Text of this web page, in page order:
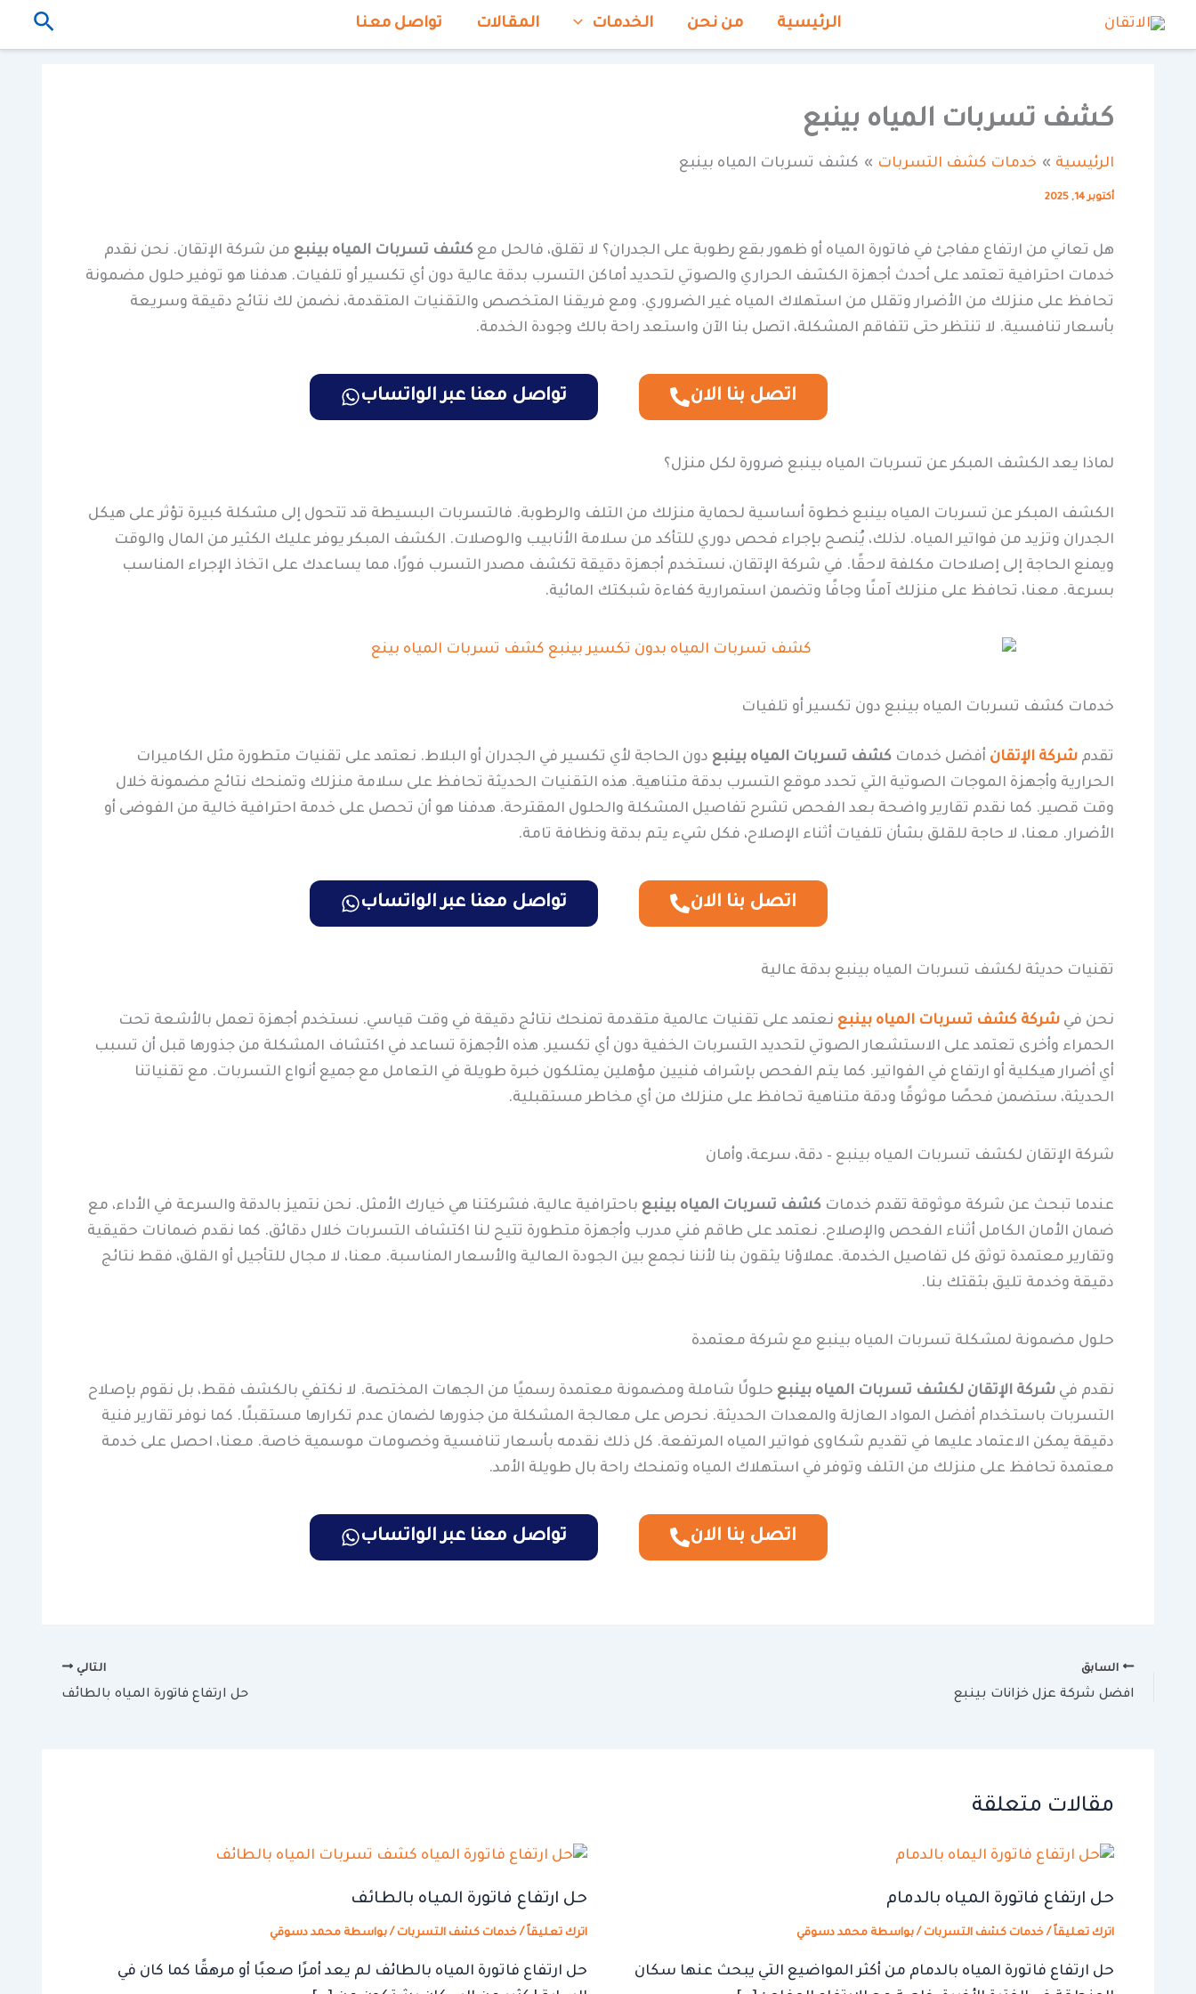
الرئيسية من نحن الخدمات المقالات تواصل معنا البحث
كشف تسربات المياه بينبع
الرئيسية خدمات كشف التسربات كشف تسربات المياه بينبع
أكتوبر 14, 2025
هل تعاني من ارتفاع مفاجئ في فاتورة المياه أو ظهور بقع رطوبة على الجدران؟ لا تقلق، فالحل مع كشف تسربات المياه بينبع من شركة الإتقان. نحن نقدم
خدمات احترافية تعتمد على أحدث أجهزة الكشف الحراري والصوتي لتحديد أماكن التسرب بدقة عالية دون أي تكسير أو تلفيات. هدفنا هو توفير حلول مضمونة
تحافظ على منزلك من الأضرار وتقلل من استهلاك المياه غير الضروري. ومع فريقنا المتخصص والتقنيات المتقدمة، نضمن لك نتائج دقيقة وسريعة
بأسعار تنافسية. لا تنتظر حتى تتفاقم المشكلة، اتصل بنا الآن واستعد راحة بالك وجودة الخدمة.
اتصل بنا الان تواصل معنا عبر الواتساب
لماذا يعد الكشف المبكر عن تسربات المياه بينبع ضرورة لكل منزل؟
الكشف المبكر عن تسربات المياه بينبع خطوة أساسية لحماية منزلك من التلف والرطوبة. فالتسربات البسيطة قد تتحول إلى مشكلة كبيرة تؤثر على هيكل
الجدران وتزيد من فواتير المياه. لذلك، يُنصح بإجراء فحص دوري للتأكد من سلامة الأنابيب والوصلات. الكشف المبكر يوفر عليك الكثير من المال والوقت
ويمنع الحاجة إلى إصلاحات مكلفة لاحقًا. في شركة الإتقان، نستخدم أجهزة دقيقة تكشف مصدر التسرب فورًا، مما يساعدك على اتخاذ الإجراء المناسب
بسرعة. معنا، تحافظ على منزلك آمنًا وجافًا وتضمن استمرارية كفاءة شبكتك المائية.
خدمات كشف تسربات المياه بينبع دون تكسير أو تلفيات
تقدم شركة الإتقان أفضل خدمات كشف تسربات المياه بينبع دون الحاجة لأي تكسير في الجدران أو البلاط. نعتمد على تقنيات متطورة مثل الكاميرات
الحرارية وأجهزة الموجات الصوتية التي تحدد موقع التسرب بدقة متناهية. هذه التقنيات الحديثة تحافظ على سلامة منزلك وتمنحك نتائج مضمونة خلال
وقت قصير. كما نقدم تقارير واضحة بعد الفحص تشرح تفاصيل المشكلة والحلول المقترحة. هدفنا هو أن تحصل على خدمة احترافية خالية من الفوضى أو
الأضرار. معنا، لا حاجة للقلق بشأن تلفيات أثناء الإصلاح، فكل شيء يتم بدقة ونظافة تامة.
اتصل بنا الان تواصل معنا عبر الواتساب
تقنيات حديثة لكشف تسربات المياه بينبع بدقة عالية
نحن في شركة كشف تسربات المياه بينبع نعتمد على تقنيات عالمية متقدمة تمنحك نتائج دقيقة في وقت قياسي. نستخدم أجهزة تعمل بالأشعة تحت
الحمراء وأخرى تعتمد على الاستشعار الصوتي لتحديد التسربات الخفية دون أي تكسير. هذه الأجهزة تساعد في اكتشاف المشكلة من جذورها قبل أن تسبب
أي أضرار هيكلية أو ارتفاع في الفواتير. كما يتم الفحص بإشراف فنيين مؤهلين يمتلكون خبرة طويلة في التعامل مع جميع أنواع التسربات. مع تقنياتنا
الحديثة، ستضمن فحصًا موثوقًا ودقة متناهية تحافظ على منزلك من أي مخاطر مستقبلية.
شركة الإتقان لكشف تسربات المياه بينبع – دقة، سرعة، وأمان
عندما تبحث عن شركة موثوقة تقدم خدمات كشف تسربات المياه بينبع باحترافية عالية، فشركتنا هي خيارك الأمثل. نحن نتميز بالدقة والسرعة في الأداء، مع
ضمان الأمان الكامل أثناء الفحص والإصلاح. نعتمد على طاقم فني مدرب وأجهزة متطورة تتيح لنا اكتشاف التسربات خلال دقائق. كما نقدم ضمانات حقيقية
وتقارير معتمدة توثق كل تفاصيل الخدمة. عملاؤنا يثقون بنا لأننا نجمع بين الجودة العالية والأسعار المناسبة. معنا، لا مجال للتأجيل أو القلق، فقط نتائج
دقيقة وخدمة تليق بثقتك بنا.
حلول مضمونة لمشكلة تسربات المياه بينبع مع شركة معتمدة
نقدم في شركة الإتقان لكشف تسربات المياه بينبع حلولًا شاملة ومضمونة معتمدة رسميًا من الجهات المختصة. لا نكتفي بالكشف فقط، بل نقوم بإصلاح
التسربات باستخدام أفضل المواد العازلة والمعدات الحديثة. نحرص على معالجة المشكلة من جذورها لضمان عدم تكرارها مستقبلًا. كما نوفر تقارير فنية
دقيقة يمكن الاعتماد عليها في تقديم شكاوى فواتير المياه المرتفعة. كل ذلك نقدمه بأسعار تنافسية وخصومات موسمية خاصة. معنا، احصل على خدمة
معتمدة تحافظ على منزلك من التلف وتوفر في استهلاك المياه وتمنحك راحة بال طويلة الأمد.
اتصل بنا الان تواصل معنا عبر الواتساب
السابق
افضل شركة عزل خزانات بينبع
التالي
حل ارتفاع فاتورة المياه بالطائف
مقالات متعلقة
حل ارتفاع فاتورة المياه بالدمام
اترك تعليقاً /خدمات كشف التسربات / بواسطة محمد دسوقي
حل ارتفاع فاتورة المياه بالدمام من أكثر المواضيع التي يبحث عنها سكان
حل ارتفاع فاتورة المياه بالطائف
اترك تعليقاً /خدمات كشف التسربات / بواسطة محمد دسوقي
حل ارتفاع فاتورة المياه بالطائف لم يعد أمرًا صعبًا أو مرهقًا كما كان في